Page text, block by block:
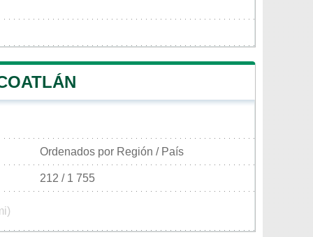
Ordenados por Región / País
212 / 1 755